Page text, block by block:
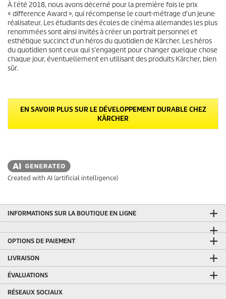
À l'été 2018, nous avons décerné pour la première fois le prix
« difference Award », qui récompense le court-métrage d'un jeune
réalisateur. Les étudiants des écoles de cinéma allemandes les plus
renommées sont ainsi invités à créer un portrait personnel et
esthétique succinct d'un héros du quotidien de Kärcher. Les héros
du quotidien sont ceux qui s'engagent pour changer quelque chose
chaque jour, éventuellement en utilisant des produits Kärcher, bien
sûr.
EN SAVOIR PLUS SUR LE DÉVELOPPEMENT DURABLE CHEZ
KÄRCHER
Created with AI (artificial intelligence)
INFORMATIONS SUR LA BOUTIQUE EN LIGNE
OPTIONS DE PAIEMENT
LIVRAISON
ÉVALUATIONS
RÉSEAUX SOCIAUX